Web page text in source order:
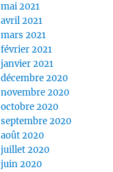
mai 2021
avril 2021
mars 2021
février 2021
janvier 2021
décembre 2020
novembre 2020
octobre 2020
septembre 2020
août 2020
juillet 2020
juin 2020